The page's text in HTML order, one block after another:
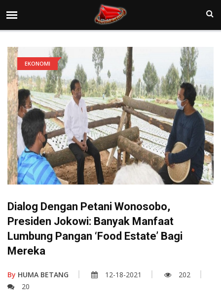
EKONOMI
Dialog Dengan Petani Wonosobo,
Presiden Jokowi: Banyak Manfaat
Lumbung Pangan ‘Food Estate’ Bagi
Mereka
By HUMA BETANG 12-18-2021
202
20